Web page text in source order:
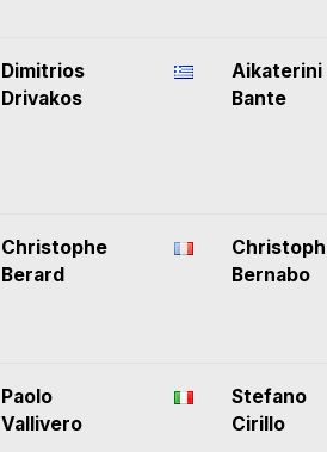
Dimitrios
Drivakos
Aikaterini
Bante
Christophe
Berard
Bernabo
Paolo
Vallivero
Stefano
Cirillo